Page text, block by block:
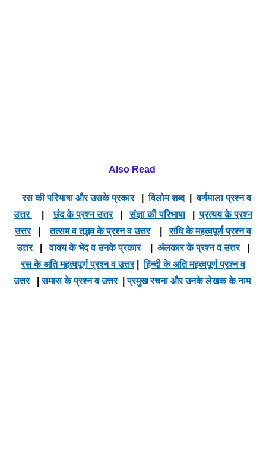
Also Read
रस की परिभाषा और उसके प्रकार |विलोम शब्द |वर्णमाला प्रश्न व
उत्तर
|छंद के प्रश्न उत्तर|संज्ञा की परिभाषा|प्रत्यय के प्रश्न
उत्तर|तत्सम व तद्भव के प्रश्न व उत्तर|संधि के महत्वपूर्ण प्रश्न व
उत्तर|वाक्य के भेद व उनके प्रकार अंलकार के प्रश्न व उत्तर|
रस के अति महत्वपूर्ण प्रश्न व उत्तर|हिन्दी के अति महत्वपूर्ण प्रश्न व
उत्तर|समास के प्रश्न व उत्तर|प्रमुख रचना और उनके लेखक के नाम